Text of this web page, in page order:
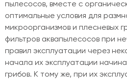
пылесосов, вместе с
оптимальные условия для
микроорганизмов и плесневых
фильтров аквапылесосов при
правил эксплуатации через
начала их эксплуатации
грибов. К тому же, при их